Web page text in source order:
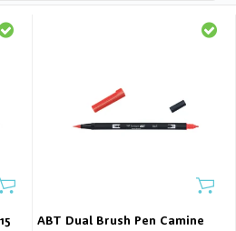
ABT Dual Brush Pen Camine